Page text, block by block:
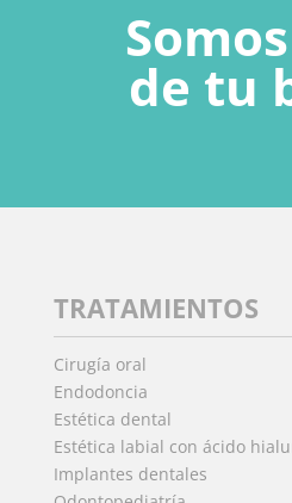
de tu
TRATAMIENTOS
Cirugía oral
Endodoncia
Estética dental
Estética labial con ácido
Implantes dentales